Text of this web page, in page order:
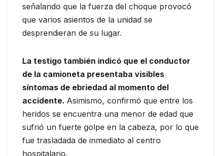
señalando que la fuerza del choque provocó
que varios asientos de la unidad se
desprendieran de su lugar.
La testigo también indicó que el conductor
de la camioneta presentaba visibles
síntomas de ebriedad al momento del
accidente. Asimismo, confirmó que entre los
heridos se encuentra una menor de edad que
sufrió un fuerte golpe en la cabeza, por lo que
fue trasladada de inmediato al centro
hospitalario.